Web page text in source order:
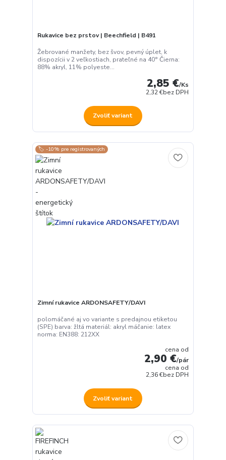
Rukavice bez prstov | Beechfield | B491
Žebrované manžety, bez švov, pevný úplet, k
dispozícii v 2 veľkostiach, prateľné na 40° Čierna:
88% akryl, 11% polyeste...
2,85 €/Ks
2,32 €bez DPH
Zvoliť variant
🏷️ -10% pre registrovaných
Zimní rukavice ARDONSAFETY/DAVI
polomáčané aj vo variante s predajnou etiketou
(SPE) barva: žltá materiál: akryl máčanie: latex
norma: EN388: 212XX
cena od
2,90 €/pár
cena od
2,36 €bez DPH
Zvoliť variant